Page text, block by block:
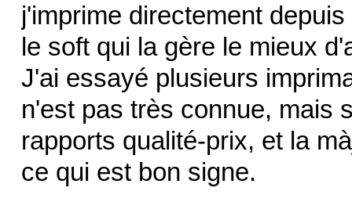
j'imprime directement
le soft qui la gère le mieux
J'ai essayé plusieurs
n'est pas très connue, mais
rapports qualité-prix, et la
ce qui est bon signe.